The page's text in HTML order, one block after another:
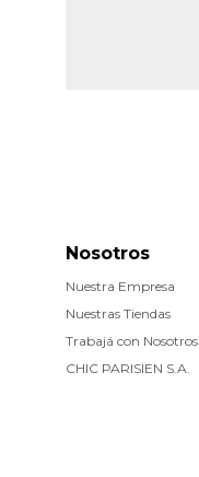
Nosotros
Nuestra Empresa
Nuestras Tiendas
Trabajá con Nosotros
CHIC PARISIEN S.A.